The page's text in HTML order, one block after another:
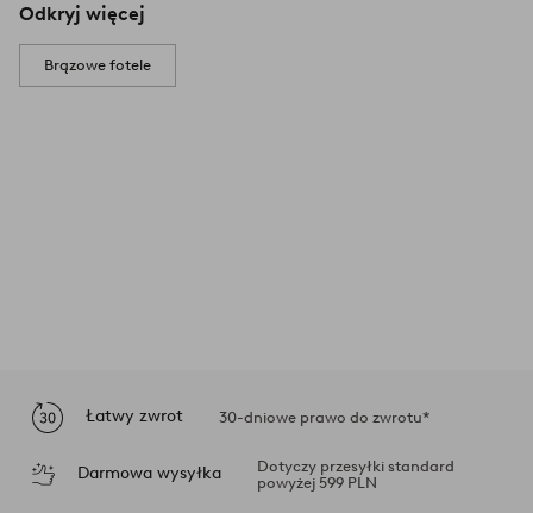
Odkryj więcej
Brązowe fotele
Łatwy zwrot 30-dniowe prawo do zwrotu*
Darmowa wysyłka
Dotyczy przesyłki standard
powyżej 599 PLN